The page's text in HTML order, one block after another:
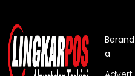
Berand
a